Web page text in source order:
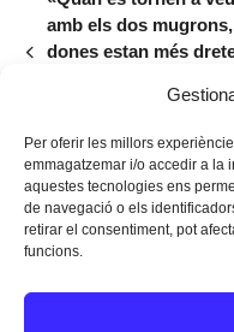
Per oferir les millors
emmagatzemar i/o accedir a la
aquestes tecnologies ens
de navegació o els
retirar el consentiment, pot
funcions.
previous
amb els dos
dones estan més